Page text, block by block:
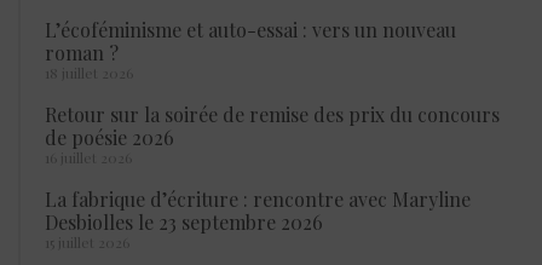
L’écoféminisme et auto-essai : vers un nouveau
roman ?
18 juillet 2026
Retour sur la soirée de remise des prix du concours
de poésie 2026
16 juillet 2026
La fabrique d’écriture : rencontre avec Maryline
Desbiolles le 23 septembre 2026
15 juillet 2026